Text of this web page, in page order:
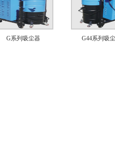
G系列吸尘器 G44系列吸